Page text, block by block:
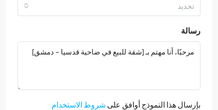
تحديد
رسالة
بإرسال هذا النموذج أوافق على شروط الاستخدام